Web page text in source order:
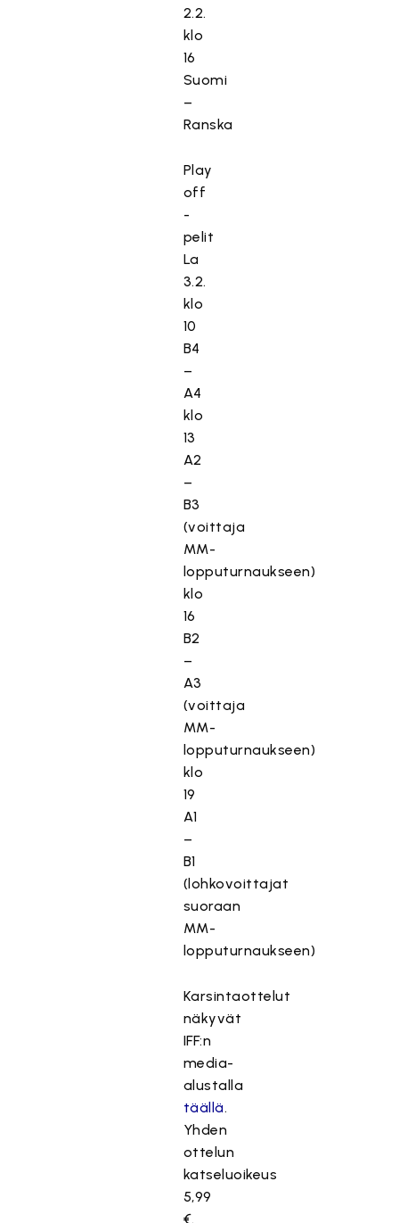
2.2.
klo
16
Suomi
–
Ranska
Play
off
-
pelit
La
3.2.
klo
10
B4
–
A4
klo
13
A2
–
B3
(voittaja
MM-
lopputurnaukseen)
klo
16
B2
–
A3
(voittaja
MM-
lopputurnaukseen)
klo
19
A1
–
B1
(lohkovoittajat
suoraan
MM-
lopputurnaukseen)
Karsintaottelut
näkyvät
IFF:n
media-
alustalla
täällä.
Yhden
ottelun
katseluoikeus
5,99
€.